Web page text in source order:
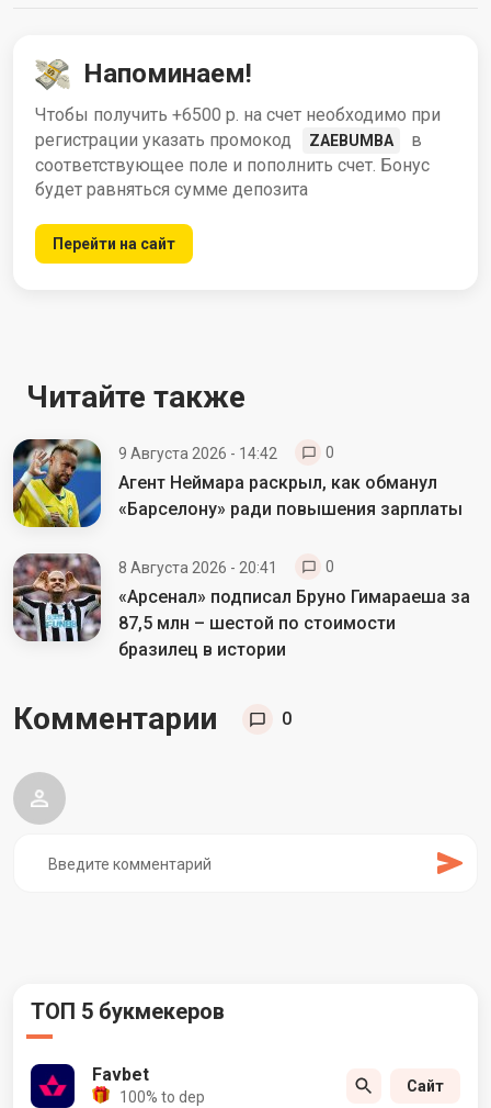
Напоминаем!
Чтобы получить +6500 р. на счет необходимо при
регистрации указать промокод
ZAEBUMBA
в
соответствующее поле и пополнить счет. Бонус
будет равняться сумме депозита
Перейти на сайт
Читайте также
9 Августа 2026 - 14:42 0
Агент Неймара раскрыл, как обманул
«Барселону» ради повышения зарплаты
8 Августа 2026 - 20:41 0
«Арсенал» подписал Бруно Гимараеша за
87,5 млн – шестой по стоимости
бразилец в истории
Комментарии 0
ТОП 5 букмекеров
Favbet
100% to dep
Сайт